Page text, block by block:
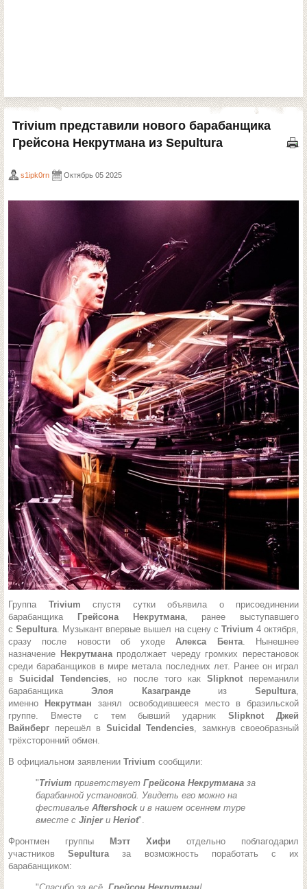
Trivium представили нового барабанщика
Грейсона Некрутмана из Sepultura
s1ipk0rn Октябрь 05 2025
Группа Trivium спустя сутки объявила о присоединении
барабанщика
Грейсона Некрутмана, ранее выступавшего
сSepultura. Музыкант впервые вышел на сцену с Trivium 4 октября,
сразу после новости об уходеАлекса Бента. Нынешнее
назначение Некрутманапродолжает череду громких перестановок
среди барабанщиков в мире метала последних лет. Ранее он играл
вSuicidal Tendencies, но после того как Slipknotпереманили
барабанщика Элоя Казаграндеиз Sepultura,
именно
Некрутманзанял освободившееся место в бразильской
группе. Вместе с тем бывший ударникSlipknot Джей
Вайнберг перешёл в Suicidal Tendencies, замкнув своеобразный
трёхсторонний обмен.
В официальном заявлении Trivium сообщили:
"Trivium приветствует Грейсона Некрутмана за
барабанной установкой. Увидеть его можно на
фестивалье Aftershockи в нашем осеннем туре
вместе с Jinjerи Heriot".
Фронтмен группы Мэтт Хифи отдельно поблагодарил
участниковSepulturaза возможность поработать с их
барабанщиком: